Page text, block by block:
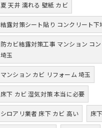
夏 天井 濡れる 壁紙 カビ
結露対策シート貼り コンクリート下
防カビ結露対策工事 マンション コ
埼玉
マンション カビ リフォーム 埼玉
床下 カビ 湿気対策 本当に必要
シロアリ業者 床下 カビ 高い 床